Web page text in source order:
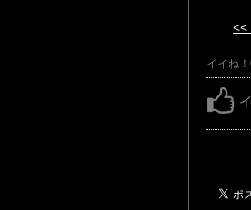
イイね